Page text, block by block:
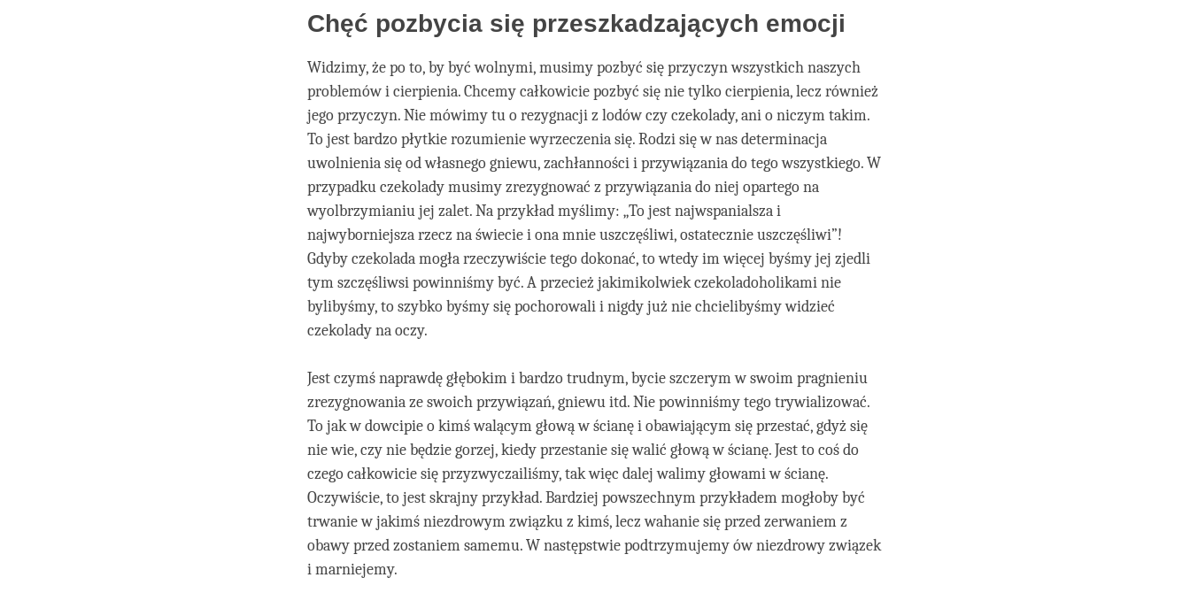
Chęć pozbycia się przeszkadzających emocji
Widzimy, że po to, by być wolnymi, musimy pozbyć się przyczyn wszystkich naszych
problemów i cierpienia. Chcemy całkowicie pozbyć się nie tylko cierpienia, lecz również
jego przyczyn. Nie mówimy tu o rezygnacji z lodów czy czekolady, ani o niczym takim.
To jest bardzo płytkie rozumienie wyrzeczenia się. Rodzi się w nas determinacja
uwolnienia się od własnego gniewu, zachłanności i przywiązania do tego wszystkiego. W
przypadku czekolady musimy zrezygnować z przywiązania do niej opartego na
wyolbrzymianiu jej zalet. Na przykład myślimy: „To jest najwspanialsza i
najwyborniejsza rzecz na świecie i ona mnie uszczęśliwi, ostatecznie uszczęśliwi”!
Gdyby czekolada mogła rzeczywiście tego dokonać, to wtedy im więcej byśmy jej zjedli
tym szczęśliwsi powinniśmy być. A przecież jakimikolwiek czekoladoholikami nie
bylibyśmy, to szybko byśmy się pochorowali i nigdy już nie chcielibyśmy widzieć
czekolady na oczy.
Jest czymś naprawdę głębokim i bardzo trudnym, bycie szczerym w swoim pragnieniu
zrezygnowania ze swoich przywiązań, gniewu itd. Nie powinniśmy tego trywializować.
To jak w dowcipie o kimś walącym głową w ścianę i obawiającym się przestać, gdyż się
nie wie, czy nie będzie gorzej, kiedy przestanie się walić głową w ścianę. Jest to coś do
czego całkowicie się przyzwyczailiśmy, tak więc dalej walimy głowami w ścianę.
Oczywiście, to jest skrajny przykład. Bardziej powszechnym przykładem mogłoby być
trwanie w jakimś niezdrowym związku z kimś, lecz wahanie się przed zerwaniem z
obawy przed zostaniem samemu. W następstwie podtrzymujemy ów niezdrowy związek
i marniejemy.